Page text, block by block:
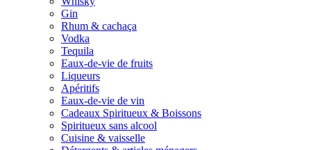
Gin
Rhum & cachaça
Vodka
Tequila
Eaux-de-vie de fruits
Liqueurs
Apéritifs
Eaux-de-vie de vin
Cadeaux Spiritueux & Boissons
Spiritueux sans alcool
Cuisine & vaisselle